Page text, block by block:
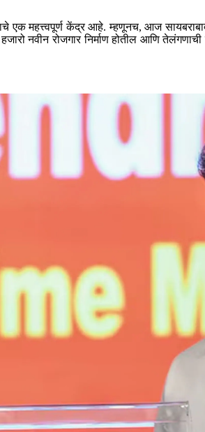
एक महत्त्वपूर्ण केंद्र आहे. म्हणूनच, आज
नवीन रोजगार निर्माण होतील आणि